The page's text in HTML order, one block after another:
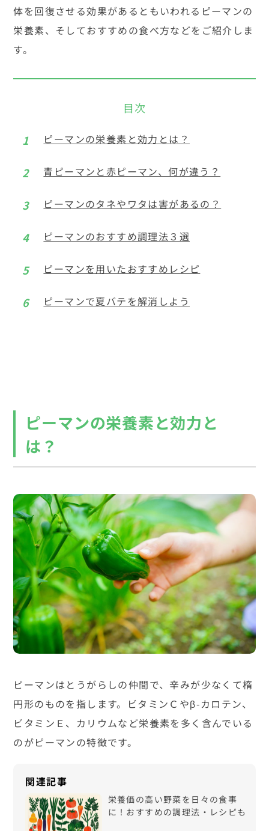
体を回復させる効果があるともいわれるピーマンの
栄養素、そしておすすめの食べ方などをご紹介しま
す。
ピーマンの栄養素と効力とは？
青ピーマンと赤ピーマン、何が違う？
ピーマンのタネやワタは害があるの？
ピーマンのおすすめ調理法３選
ピーマンを用いたおすすめレシピ
ピーマンで夏バテを解消しよう
ピーマンの栄養素と効力と
は？
ピーマンはとうがらしの仲間で、辛みが少なくて楕
円形のものを指します。ビタミンＣやβ-カロテン、
ビタミンＥ、カリウムなど栄養素を多く含んでいる
のがピーマンの特徴です。
栄養価の高い野菜を日々の食事
に！おすすめの調理法・レシピも